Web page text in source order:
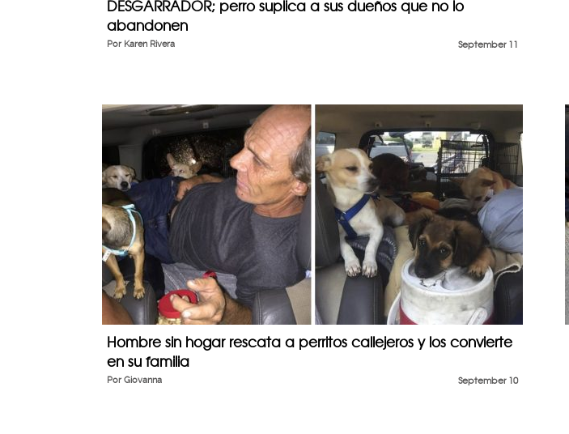
DESGARRADOR; perro suplica a sus dueños que no lo
abandonen
September 11
Por Karen Rivera
Hombre sin hogar rescata a perritos callejeros y los convierte
en su familia
September 10
Por Giovanna